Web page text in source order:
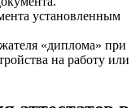
установленным
«диплома» при
на работу или